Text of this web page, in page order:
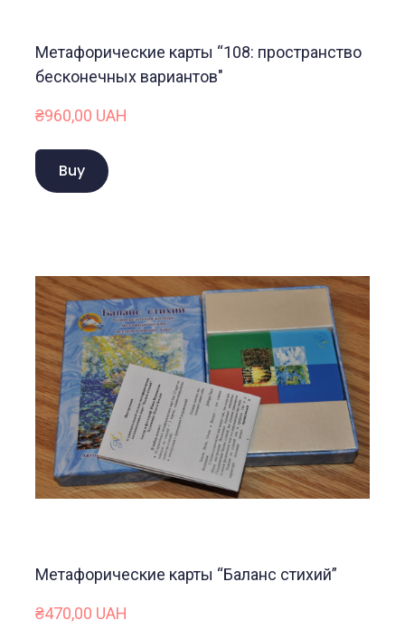
Метафорические карты “108: пространство
бесконечных вариантов"
₴960,00 UAH
Buy
Метафорические карты “Баланс стихий”
₴470,00 UAH